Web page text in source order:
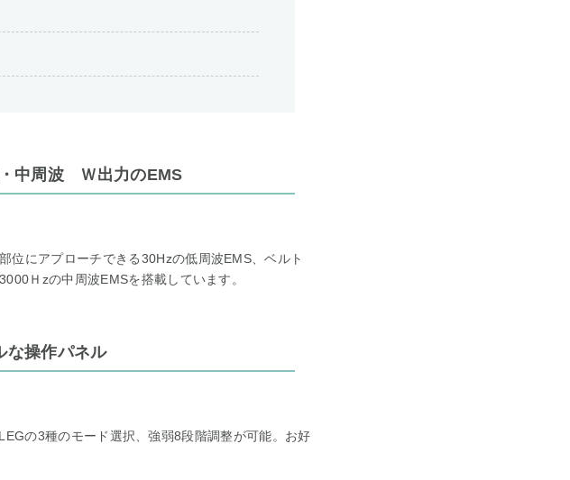
中周波 Ｗ出力のEMS
位にアプローチできる30Hzの低周波EMS、ベルト
Ｈzの中周波EMSを搭載しています。
な操作パネル
の3種のモード選択、強弱8段階調整が可能。お好